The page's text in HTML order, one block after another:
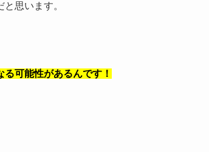
思います。
可能性があるんです！